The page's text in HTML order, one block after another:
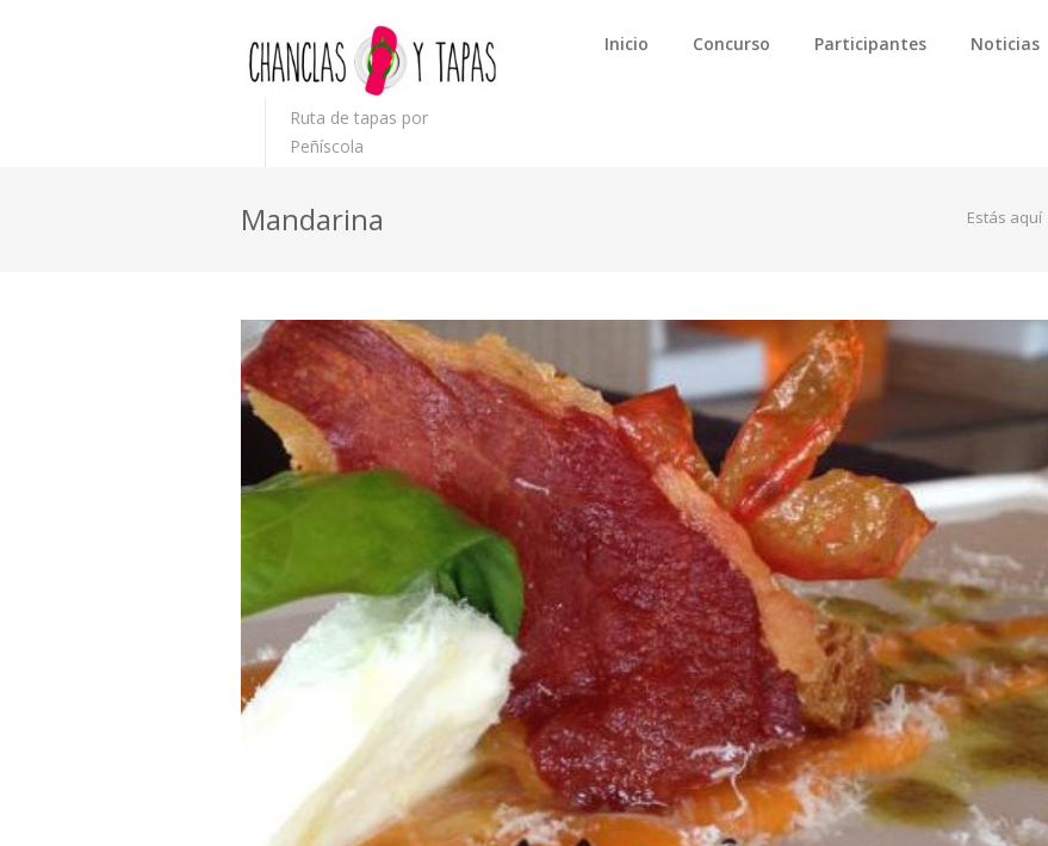
Ruta de tapas por
Peñíscola
Inicio Concurso Participantes Noticias
Mandarina Estás aquí